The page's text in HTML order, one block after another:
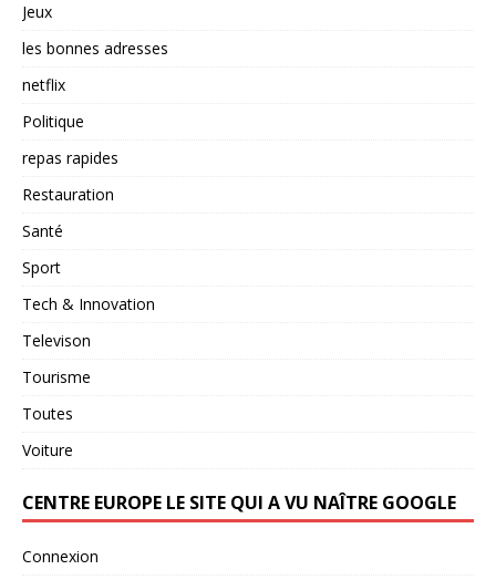
Jeux
les bonnes adresses
netflix
Politique
repas rapides
Restauration
Santé
Sport
Tech & Innovation
Televison
Tourisme
Toutes
Voiture
CENTRE EUROPE LE SITE QUI A VU NAÎTRE GOOGLE
Connexion